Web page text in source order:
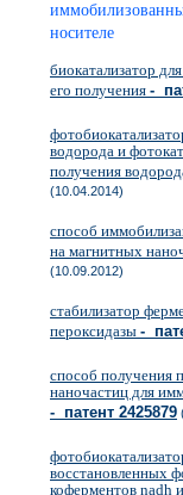
носителе
биокатализатор
его получения -
водорода и
получения
(10.04.2014)
способ
на магнитных
(10.09.2012)
стабилизатор
пероксидазы -
способ получения
наночастиц для
- патент 2425879
восстановленных
коферментов nadh